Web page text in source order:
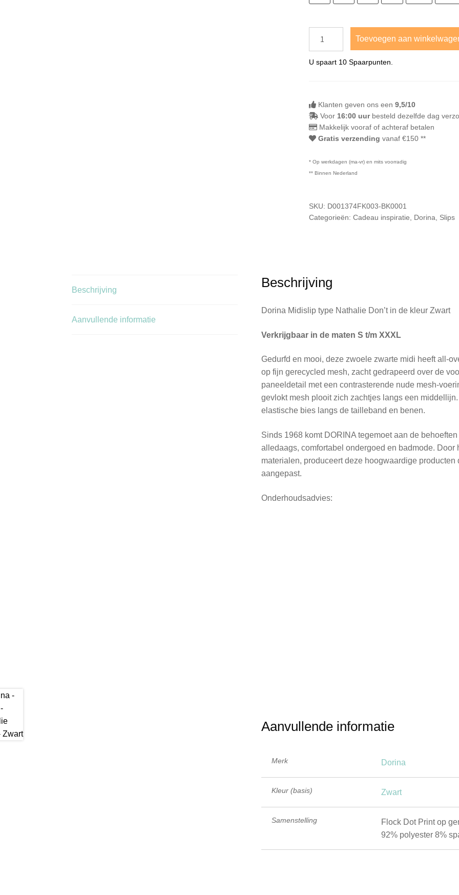
Toevoegen aan
U spaart 10Spaarpunten.
Klanten geven ons een 9,5/10
Voor 16:00 uurbesteld dezelfde dag
Makkelijk vooraf of achteraf betalen
Gratis verzending vanaf €150 **
* Op werkdagen (ma-vr) en mits voorradig
** Binnen Nederland
SKU: D001374FK003-BK0001
Categorieën: Cadeau inspiratie Dorina Slips
Beschrijving
Aanvullende informatie
Beschrijving
Dorina Midislip type Nathalie Don’t in de kleur Zwart
Verkrijgbaar in de maten S t/m XXXL
Gedurfd en mooi, deze zwoele zwarte midi heeft all-
op fijn gerecycled mesh, zacht gedrapeerd over de
paneeldetail met een contrasterende nude mesh-
gevlokt mesh plooit zich zachtjes langs een
elastische bies langs de tailleband en benen.
Sinds 1968 komt DORINA tegemoet aan de
alledaags, comfortabel ondergoed en badmode.
materialen, produceert deze hoogwaardige
aangepast.
Onderhoudsadvies:
Aanvullende informatie
Merk Dorina
Kleur (basis) Zwart
Samenstelling
Flock Dot Print op
92% polyester 8%